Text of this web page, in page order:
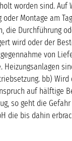
worden sind. Auf
Montage am
Durchführung
wird oder der
von
bb)
auf hälftige
so geht die
die bis dahin